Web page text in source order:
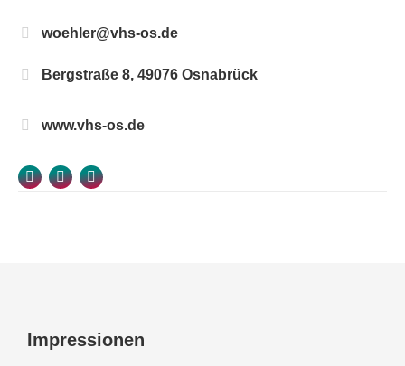
woehler@vhs-os.de
Bergstraße 8, 49076 Osnabrück
www.vhs-os.de
FacebookInstagramYouTube
Impressionen